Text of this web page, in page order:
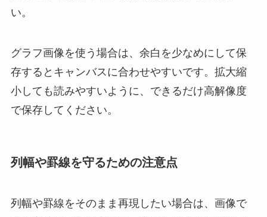
い。
グラフ画像を使う場合は、余白を少なめにして保
存するとキャンバスに合わせやすいです。拡大縮
小しても読みやすいように、できるだけ高解像度
で保存してください。
列幅や罫線を守るための注意点
列幅や罫線をそのまま再現したい場合は、画像で